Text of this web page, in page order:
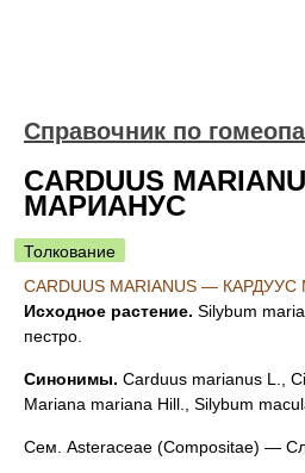
Справочник по
CARDUUS
МАРИАНУС
Толкование
CARDUUS MARIANUS —
Исходное растение. Silybum
пестро.
Синонимы. Carduus marianus L.,
Mariana mariana Hill., Silybum
Сем. Asteraceae (Compositae) —